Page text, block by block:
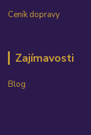
Ceník dopravy
Zajímavosti
Blog